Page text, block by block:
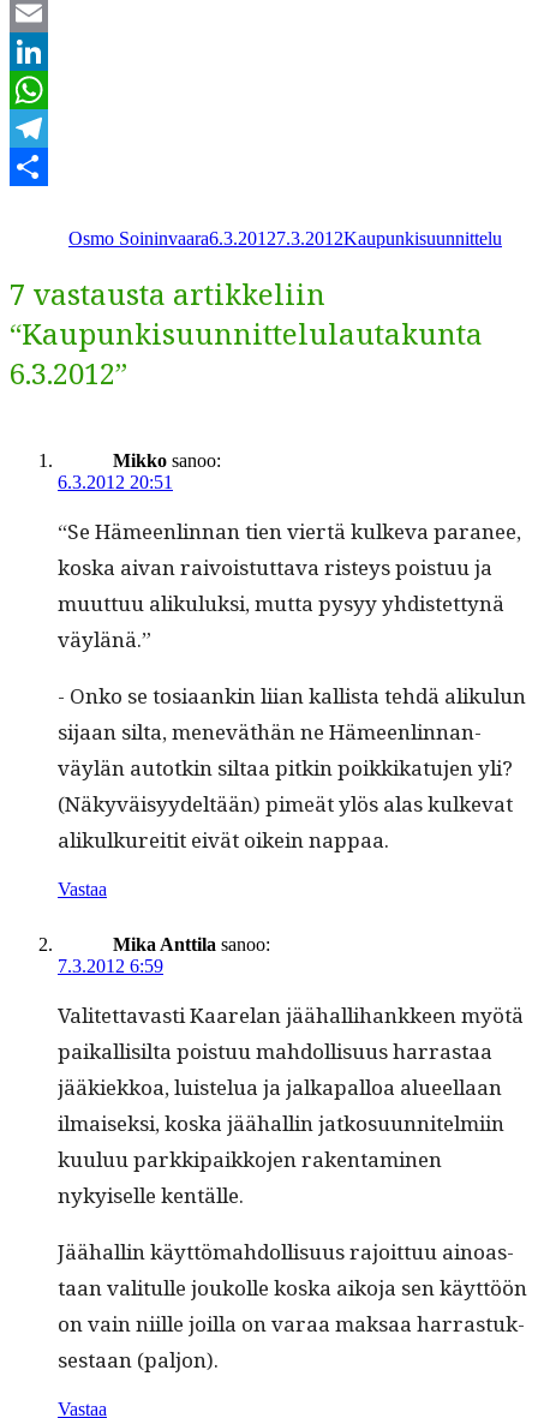
Twitter
Email
LinkedIn
WhatsApp
Telegram
Osmo Soininvaara6.3.20127.3.2012Kaupunkisuunnittelu
7 vastausta artikkeliin
“Kaupunkisuunnittelulautakunta
6.3.2012”
Mikko sanoo:
6.3.2012 20:51
“Se Hämeen­lin­nan tien viertä kulke­va para­nee,
kos­ka aivan raivois­tut­ta­va risteys pois­tuu ja
muut­tuu aliku­luk­si, mut­ta pysyy yhdis­tet­tynä
väylänä.”
- Onko se tosi­aankin liian kallista tehdä aliku­lun
sijaan sil­ta, meneväthän ne Hämeen­lin­nan­
väylän autotkin sil­taa pitkin poikkikatu­jen yli?
(Näkyväisyy­deltään) pimeät ylös alas kulke­vat
alikulkure­itit eivät oikein nappaa.
Vastaa
Mika Anttila sanoo:
7.3.2012 6:59
Valitet­tavasti Kaare­lan jäähal­li­hankkeen myötä
paikallisil­ta pois­tuu mah­dol­lisu­us har­ras­taa
jääkiekkoa, luis­telua ja jalka­pal­loa alueel­laan
ilmaisek­si, kos­ka jäähallin jatko­su­un­nitelmi­in
kuu­luu parkkipaikko­jen rak­en­t­a­mi­nen
nykyiselle kentälle.
Jäähallin käyt­tömah­dol­lisu­us rajoit­tuu ain­oas­
taan val­i­t­ulle joukolle kos­ka aiko­ja sen käyt­töön
on vain niille joil­la on varaa mak­saa har­ras­tuk­
ses­taan (paljon).
Vastaa